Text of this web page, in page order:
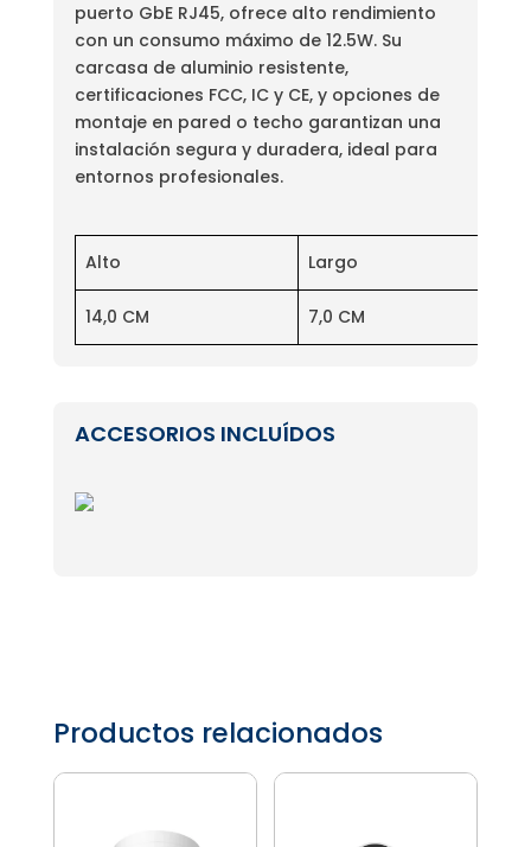
puerto GbE RJ45, ofrece alto rendimiento
con un consumo máximo de 12.5W. Su
carcasa de aluminio resistente,
certificaciones FCC, IC y CE, y opciones de
montaje en pared o techo garantizan una
instalación segura y duradera, ideal para
entornos profesionales.
Alto Largo
14,0 CM 7,0 CM
ACCESORIOS INCLUÍDOS
Productos relacionados